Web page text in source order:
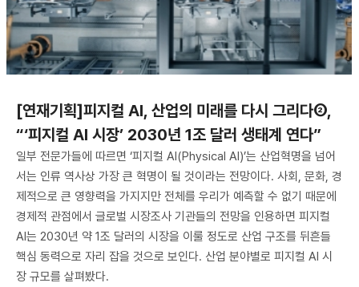
[연재기획]피지컬 AI, 산업의 미래를 다시 그리다②,
“‘피지컬 AI 시장’ 2030년 1조 달러 생태계 연다”
일부 전문가들에 따르면 ‘피지컬 AI(Physical AI)’는 산업혁명을 넘어
서는 인류 역사상 가장 큰 혁명이 될 것이라는 전망이다. 사회, 문화, 경
제적으로 큰 영향력을 가지지만 전체를 우리가 예측할 수 없기 때문에
경제적 관점에서 글로벌 시장조사 기관들의 전망을 인용하면 피지컬
AI는 2030년 약 1조 달러의 시장을 이룰 정도로 산업 구조를 뒤흔들
핵심 동력으로 자리 잡을 것으로 보인다. 산업 분야별로 피지컬 AI 시
장 규모를 살펴봤다.